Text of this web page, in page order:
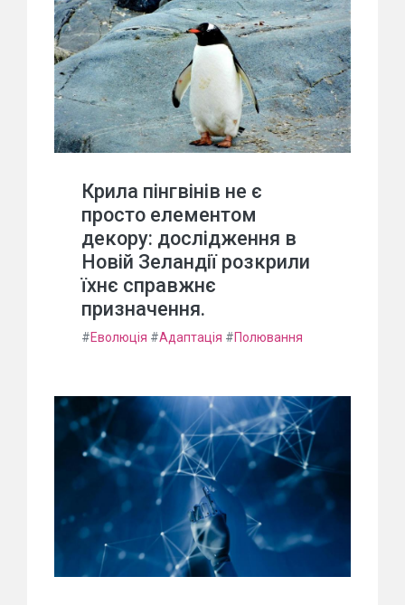
Крила пінгвінів не є
просто елементом
декору: дослідження в
Новій Зеландії розкрили
їхнє справжнє
призначення.
#Еволюція #Адаптація #Полювання